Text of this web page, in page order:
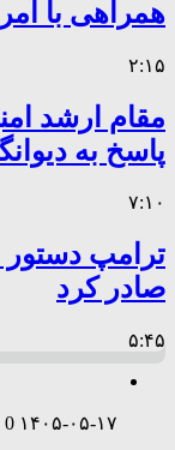
همراهی با
۲:۱۵
مقام ارشد
پاسخ به
۷:۱۰
ترامپ دستور
صادر کرد
۵:۴۵
۱۴۰۵-۰۵-۱۷ 0